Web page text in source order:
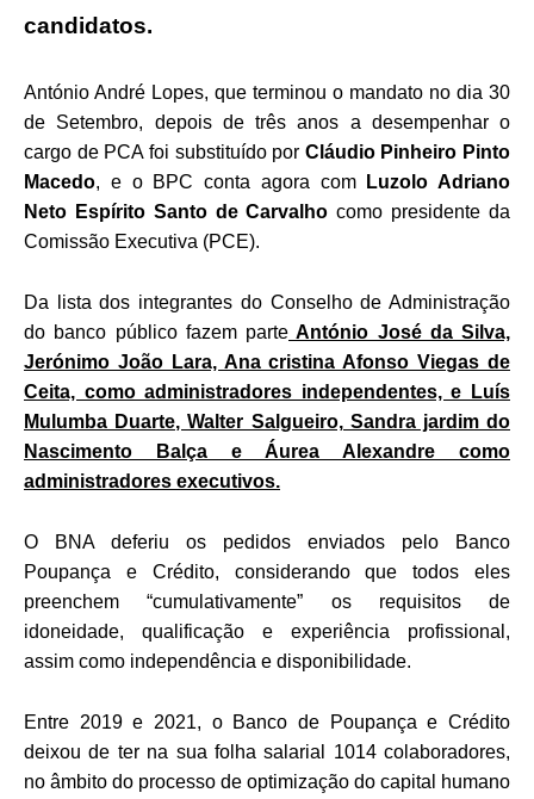
candidatos.
António André Lopes, que terminou o mandato no dia 30
de Setembro, depois de três anos a desempenhar o
cargo de PCA foi substituído por Cláudio Pinheiro Pinto
Macedo, e o BPC conta agora com
Luzolo Adriano
Neto Espírito Santo de Carvalho como presidente da
Comissão Executiva (PCE).
Da lista dos integrantes do Conselho de Administração
do banco público fazem parte António José da Silva,
Jerónimo João Lara, Ana cristina Afonso Viegas de
Ceita, como administradores independentes, e Luís
Mulumba Duarte, Walter Salgueiro, Sandra jardim do
Nascimento Balça e Áurea Alexandre como
administradores executivos.
O BNA deferiu os pedidos enviados pelo Banco
Poupança e Crédito, considerando que todos eles
preenchem “cumulativamente” os requisitos de
idoneidade, qualificação e experiência profissional,
assim como independência e disponibilidade.
Entre 2019 e 2021, o Banco de Poupança e Crédito
deixou de ter na sua folha salarial 1014 colaboradores,
no âmbito do processo de optimização do capital humano